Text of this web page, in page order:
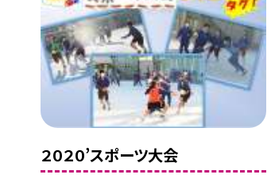
２０２０’スポーツ大会